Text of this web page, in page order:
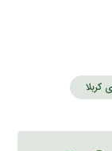
کربلا